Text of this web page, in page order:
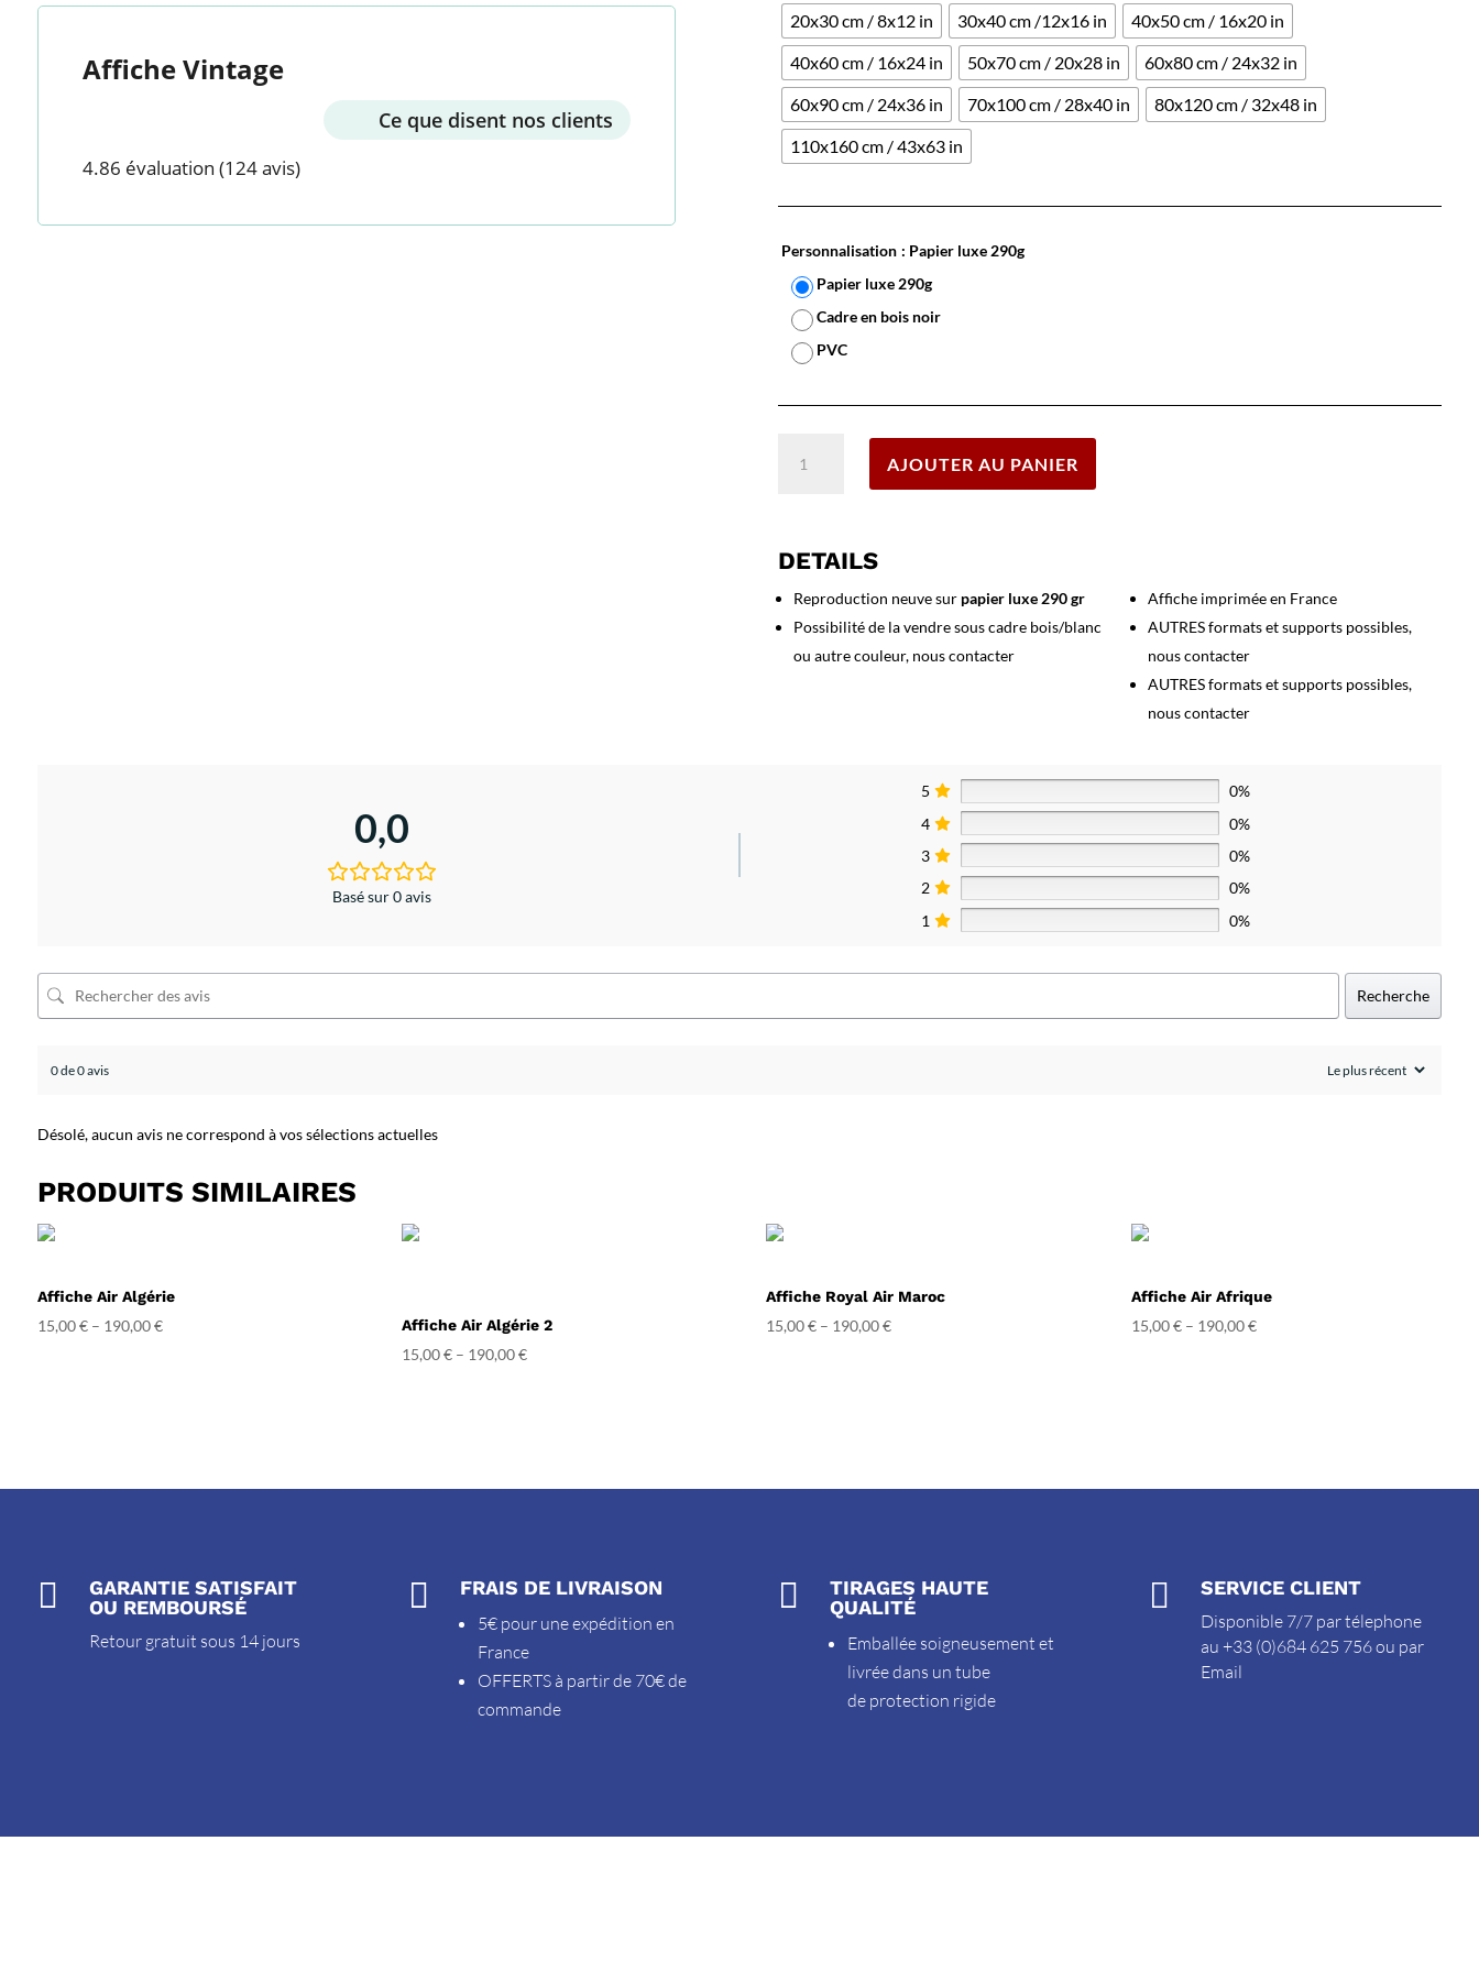
Affiche Vintage
Ce que disent nos clients
4.86 évaluation (124 avis)
20x30 cm / 8x12 in 30x40 cm /12x16 in
40x50 cm / 16x20 in
40x60 cm / 16x24 in
50x70 cm / 20x28 in
60x80 cm / 24x32 in
60x90 cm / 24x36 in
70x100 cm / 28x40 in
80x120 cm / 32x48 in
110x160 cm / 43x63 in
Personnalisation : Papier luxe 290g
Papier luxe 290g
Cadre en bois noir
PVC
AJOUTER AU PANIER
DETAILS
Reproduction neuve sur papier luxe 290 gr
Possibilité de la vendre sous cadre bois/blanc
ou autre couleur, nous contacter
Affiche imprimée en France
AUTRES formats et supports possibles,
nous contacter
AUTRES formats et supports possibles,
nous contacter
0,0
Basé sur 0 avis
5
0%
4
0%
3
0%
2
0%
1
0%
Recherche
0 de 0 avis
Désolé, aucun avis ne correspond à vos sélections actuelles
PRODUITS SIMILAIRES
Affiche Air Algérie
15,00€– 190,00€ Affiche Air Algérie 2
15,00€– 190,00€
Affiche Royal Air Maroc
15,00€ – 190,00€
Affiche Air Afrique
15,00€– 190,00€

GARANTIE SATISFAIT
OU REMBOURSÉ
Retour gratuit sous 14 jours
 FRAIS DE LIVRAISON
5€ pour une expédition en
France
OFFERTS à partir de 70€ de
commande

TIRAGES HAUTE
QUALITÉ
Emballée soigneusement et
livrée dans un tube
de protection rigide
 SERVICE CLIENT
Disponible 7/7 par télephone
au +33 (0)684 625 756 ou par
Email